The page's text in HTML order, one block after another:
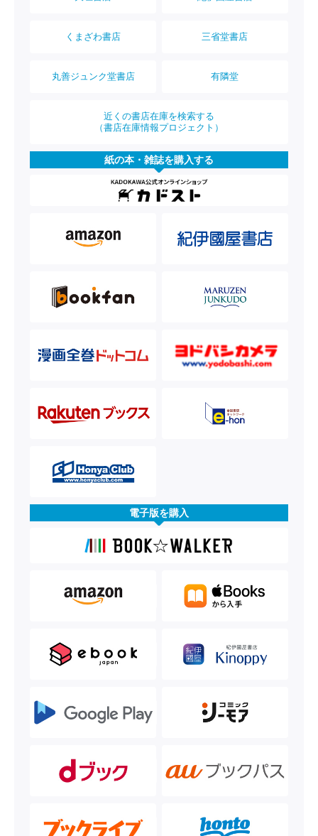
くまざわ書店 三省堂書店
丸善ジュンク堂書店 有隣堂
近くの書店在庫を検索する
（書店在庫情報プロジェクト）
紙の本・雑誌を購入する
電子版を購入